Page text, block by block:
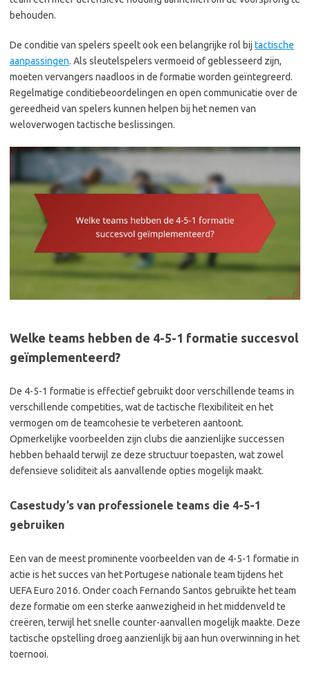
behouden.
De conditie van spelers speelt ook een belangrijke rol bij tactische
aanpassingen. Als sleutelspelers vermoeid of geblesseerd zijn,
moeten vervangers naadloos in de formatie worden geïntegreerd.
Regelmatige conditiebeoordelingen en open communicatie over de
gereedheid van spelers kunnen helpen bij het nemen van
weloverwogen tactische beslissingen.
Welke teams hebben de 4-5-1 formatie succesvol
geïmplementeerd?
De 4-5-1 formatie is effectief gebruikt door verschillende teams in
verschillende competities, wat de tactische flexibiliteit en het
vermogen om de teamcohesie te verbeteren aantoont.
Opmerkelijke voorbeelden zijn clubs die aanzienlijke successen
hebben behaald terwijl ze deze structuur toepasten, wat zowel
defensieve soliditeit als aanvallende opties mogelijk maakt.
Casestudy’s van professionele teams die 4-5-1
gebruiken
Een van de meest prominente voorbeelden van de 4-5-1 formatie in
actie is het succes van het Portugese nationale team tijdens het
UEFA Euro 2016. Onder coach Fernando Santos gebruikte het team
deze formatie om een sterke aanwezigheid in het middenveld te
creëren, terwijl het snelle counter-aanvallen mogelijk maakte. Deze
tactische opstelling droeg aanzienlijk bij aan hun overwinning in het
toernooi.